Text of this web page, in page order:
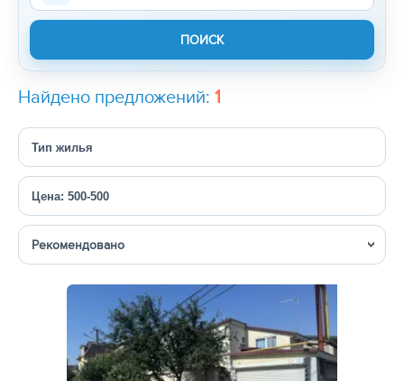
Найдено предложений: 1
Тип жилья
Цена: 500-500
Сортировка